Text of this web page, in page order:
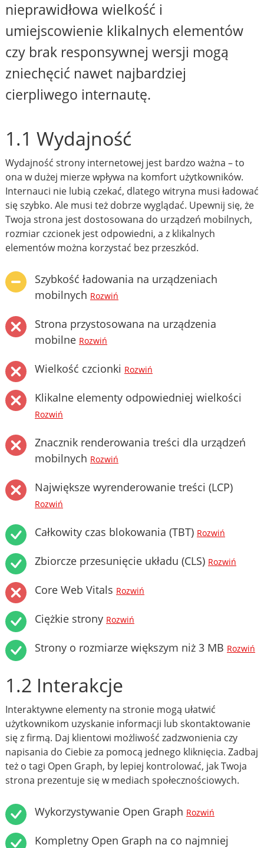
nieprawidłowa wielkość i
umiejscowienie klikalnych elementów
czy brak responsywnej wersji mogą
zniechęcić nawet najbardziej
cierpliwego internautę.
1.1 Wydajność
Wydajność strony internetowej jest bardzo ważna – to
ona w dużej mierze wpływa na komfort użytkowników.
Internauci nie lubią czekać, dlatego witryna musi ładować
się szybko. Ale musi też dobrze wyglądać. Upewnij się, że
Twoja strona jest dostosowana do urządzeń mobilnych,
rozmiar czcionek jest odpowiedni, a z klikalnych
elementów można korzystać bez przeszkód.
Szybkość ładowania na urządzeniach
mobilnych Rozwiń
Strona przystosowana na urządzenia
mobilne Rozwiń
Wielkość czcionki Rozwiń
Klikalne elementy odpowiedniej wielkości
Rozwiń
Znacznik renderowania treści dla urządzeń
mobilnych Rozwiń
Największe wyrenderowanie treści (LCP)
Rozwiń
Całkowity czas blokowania (TBT) Rozwiń
Zbiorcze przesunięcie układu (CLS) Rozwiń
Core Web Vitals Rozwiń
Ciężkie strony Rozwiń
Strony o rozmiarze większym niż 3 MB Rozwiń
1.2 Interakcje
Interaktywne elementy na stronie mogą ułatwić
użytkownikom uzyskanie informacji lub skontaktowanie
się z firmą. Daj klientowi możliwość zadzwonienia czy
napisania do Ciebie za pomocą jednego kliknięcia. Zadbaj
też o tagi Open Graph, by lepiej kontrolować, jak Twoja
strona prezentuje się w mediach społecznościowych.
Wykorzystywanie Open Graph Rozwiń
Kompletny Open Graph na co najmniej